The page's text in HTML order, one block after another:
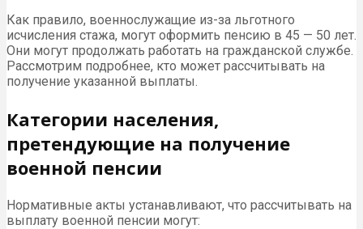
Как правило, военнослужащие из-за льготного
исчисления стажа, могут оформить пенсию в 45 — 50 лет.
Они могут продолжать работать на гражданской службе.
Рассмотрим подробнее, кто может рассчитывать на
получение указанной выплаты.
Категории населения,
претендующие на получение
военной пенсии
Нормативные акты устанавливают, что рассчитывать на
выплату военной пенсии могут: